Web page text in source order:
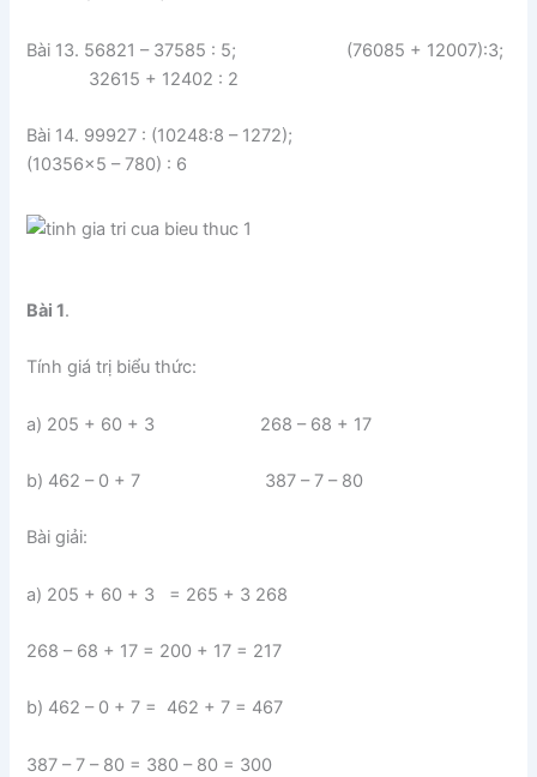
Bài 13. 56821 – 37585 : 5; (76085 + 12007):3;
32615 + 12402 : 2
Bài 14. 99927 : (10248:8 – 1272);
(10356×5 – 780) : 6
Bài 1.
Tính giá trị biểu thức:
a) 205 + 60 + 3 268 – 68 + 17
b) 462 – 0 + 7 387 – 7 – 80
Bài giải:
a) 205 + 60 + 3 = 265 + 3 268
268 – 68 + 17 = 200 + 17 = 217
b) 462 – 0 + 7 = 462 + 7 = 467
387 – 7 – 80 = 380 – 80 = 300